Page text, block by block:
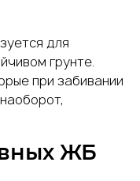
для
грунте.
при забивании
ЖБ